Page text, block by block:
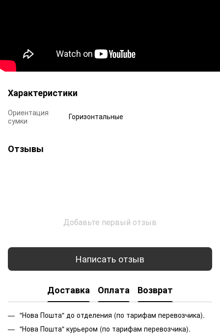
Характеристики
Ориентация
сумки
Горизонтальные
Отзывы
Добавьте первый отзыв
Написать отзыв
Доставка Оплата Возврат
"Нова Пошта" до отделения (по тарифам перевозчика).
"Нова Пошта" курьером (по тарифам перевозчика).